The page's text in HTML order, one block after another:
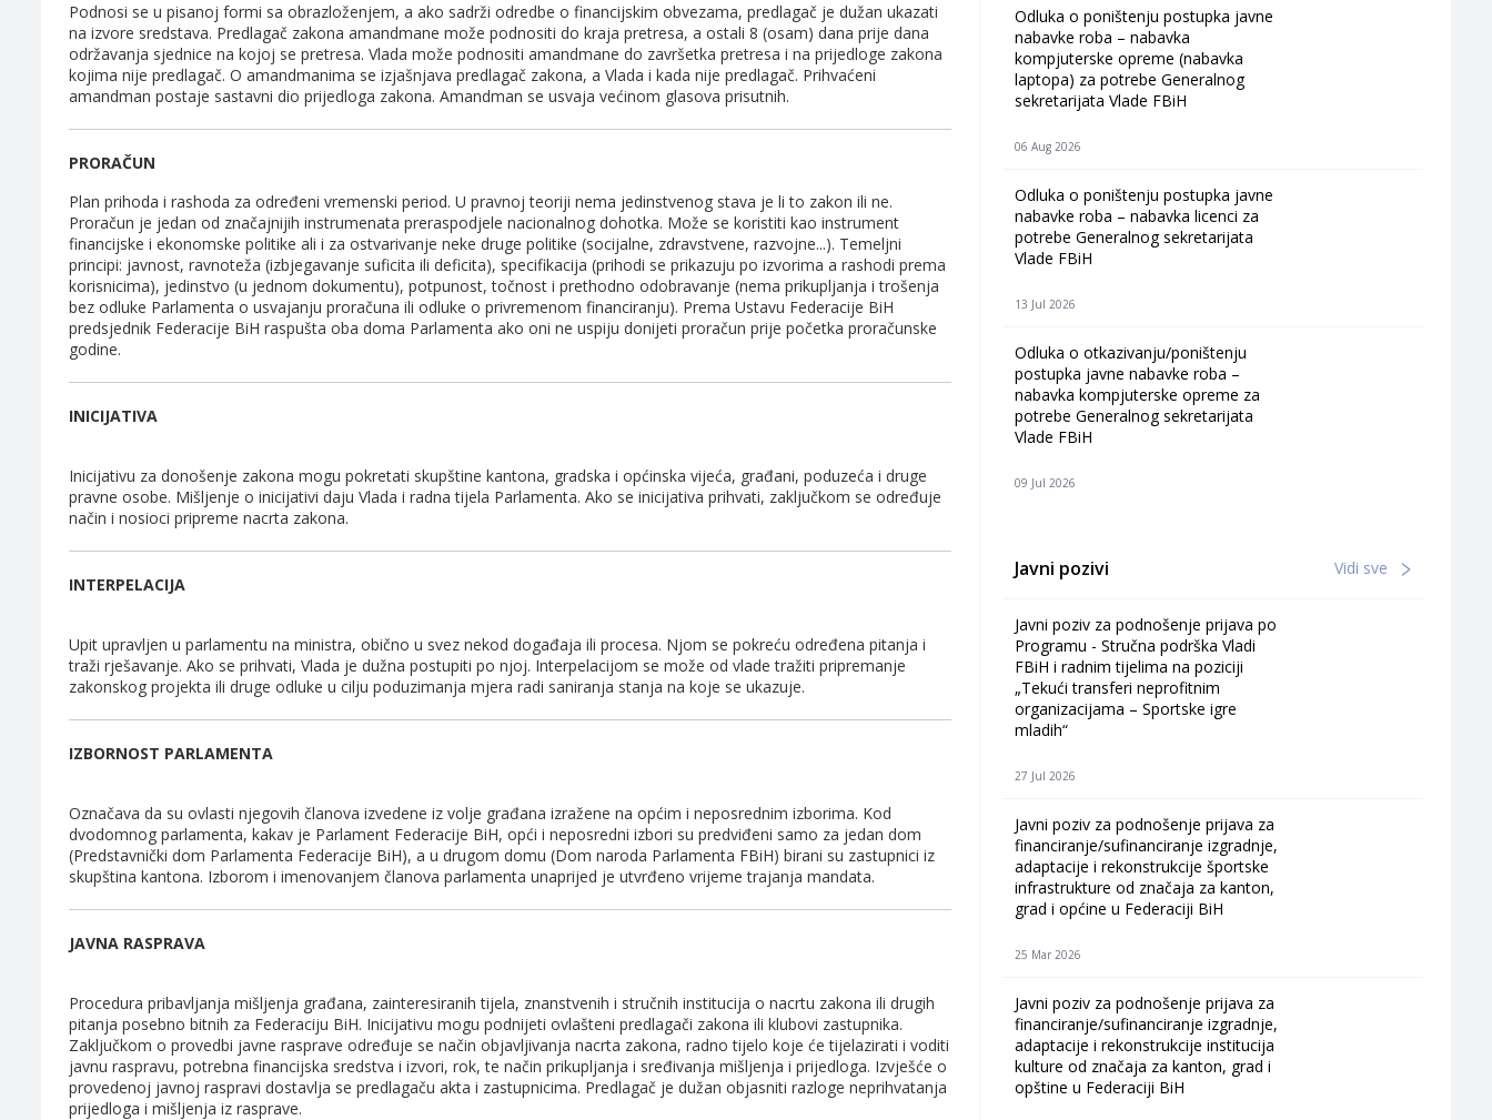
Podnosi se u pisanoj formi sa obrazloženjem, a ako sadrži odredbe o financijskim obvezama, predlagač je dužan ukazati
na izvore sredstava. Predlagač zakona amandmane može podnositi do kraja pretresa, a ostali 8 (osam) dana prije dana
održavanja sjednice na kojoj se pretresa. Vlada može podnositi amandmane do završetka pretresa i na prijedloge zakona
kojima nije predlagač. O amandmanima se izjašnjava predlagač zakona, a Vlada i kada nije predlagač. Prihvaćeni
amandman postaje sastavni dio prijedloga zakona. Amandman se usvaja većinom glasova prisutnih.
PRORAČUN
Plan prihoda i rashoda za određeni vremenski period. U pravnoj teoriji nema jedinstvenog stava je li to zakon ili ne.
Proračun je jedan od značajnijih instrumenata preraspodjele nacionalnog dohotka. Može se koristiti kao instrument
financijske i ekonomske politike ali i za ostvarivanje neke druge politike (socijalne, zdravstvene, razvojne...). Temeljni
principi: javnost, ravnoteža (izbjegavanje suficita ili deficita), specifikacija (prihodi se prikazuju po izvorima a rashodi prema
korisnicima), jedinstvo (u jednom dokumentu), potpunost, točnost i prethodno odobravanje (nema prikupljanja i trošenja
bez odluke Parlamenta o usvajanju proračuna ili odluke o privremenom financiranju). Prema Ustavu Federacije BiH
predsjednik Federacije BiH raspušta oba doma Parlamenta ako oni ne uspiju donijeti proračun prije početka proračunske
godine.
INICIJATIVA
Inicijativu za donošenje zakona mogu pokretati skupštine kantona, gradska i općinska vijeća, građani, poduzeća i druge
pravne osobe. Mišljenje o inicijativi daju Vlada i radna tijela Parlamenta. Ako se inicijativa prihvati, zaključkom se određuje
način i nosioci pripreme nacrta zakona.
INTERPELACIJA
Upit upravljen u parlamentu na ministra, obično u svez nekod događaja ili procesa. Njom se pokreću određena pitanja i
traži rješavanje. Ako se prihvati, Vlada je dužna postupiti po njoj. Interpelacijom se može od vlade tražiti pripremanje
zakonskog projekta ili druge odluke u cilju poduzimanja mjera radi saniranja stanja na koje se ukazuje.
IZBORNOST PARLAMENTA
Označava da su ovlasti njegovih članova izvedene iz volje građana izražene na općim i neposrednim izborima. Kod
dvodomnog parlamenta, kakav je Parlament Federacije BiH, opći i neposredni izbori su predviđeni samo za jedan dom
(Predstavnički dom Parlamenta Federacije BiH), a u drugom domu (Dom naroda Parlamenta FBiH) birani su zastupnici iz
skupština kantona. Izborom i imenovanjem članova parlamenta unaprijed je utvrđeno vrijeme trajanja mandata.
JAVNA RASPRAVA
Procedura pribavljanja mišljenja građana, zainteresiranih tijela, znanstvenih i stručnih institucija o nacrtu zakona ili drugih
pitanja posebno bitnih za Federaciju BiH. Inicijativu mogu podnijeti ovlašteni predlagači zakona ili klubovi zastupnika.
Zaključkom o provedbi javne rasprave određuje se način objavljivanja nacrta zakona, radno tijelo koje će tijelazirati i voditi
javnu raspravu, potrebna financijska sredstva i izvori, rok, te način prikupljanja i sređivanja mišljenja i prijedloga. Izvješće o
provedenoj javnoj raspravi dostavlja se predlagaču akta i zastupnicima. Predlagač je dužan objasniti razloge neprihvatanja
prijedloga i mišljenja iz rasprave.
Odluka o poništenju postupka javne
nabavke roba – nabavka
kompjuterske opreme (nabavka
laptopa) za potrebe Generalnog
sekretarijata Vlade FBiH
06 Aug 2026
Odluka o poništenju postupka javne
nabavke roba – nabavka licenci za
potrebe Generalnog sekretarijata
Vlade FBiH
13 Jul 2026
Odluka o otkazivanju/poništenju
postupka javne nabavke roba –
nabavka kompjuterske opreme za
potrebe Generalnog sekretarijata
Vlade FBiH
09 Jul 2026
Javni pozivi Vidi sve
Javni poziv za podnošenje prijava po
Programu - Stručna podrška Vladi
FBiH i radnim tijelima na poziciji
„Tekući transferi neprofitnim
organizacijama – Sportske igre
mladih“
27 Jul 2026
Javni poziv za podnošenje prijava za
financiranje/sufinanciranje izgradnje,
adaptacije i rekonstrukcije športske
infrastrukture od značaja za kanton,
grad i općine u Federaciji BiH
25 Mar 2026
Javni poziv za podnošenje prijava za
financiranje/sufinanciranje izgradnje,
adaptacije i rekonstrukcije institucija
kulture od značaja za kanton, grad i
opštine u Federaciji BiH